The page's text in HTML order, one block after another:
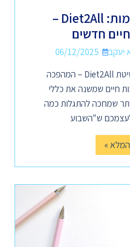
שובר המוסכמות: Diet2All –
חדשים
06/12/2025
דיאטה? לא עוד! שיטת Diet2All – המהפכה
חיים שמשנה את כללי
שמחכה להתגלות כמה
ש"השבוע
»